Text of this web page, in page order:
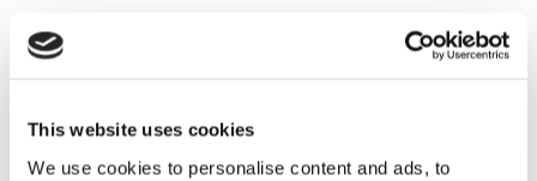
This website uses cookies
We use cookies to personalise content and ads, to
INFORMACJE O WYSYŁCE